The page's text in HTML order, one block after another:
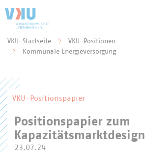
Sie befinden sich hier:
VKU-Startseite
VKU-Positionen
Kommunale Energieversorgung
VKU-Positionspapier
Positionspapier zum
Kapazitätsmarktdesign
23.07.24